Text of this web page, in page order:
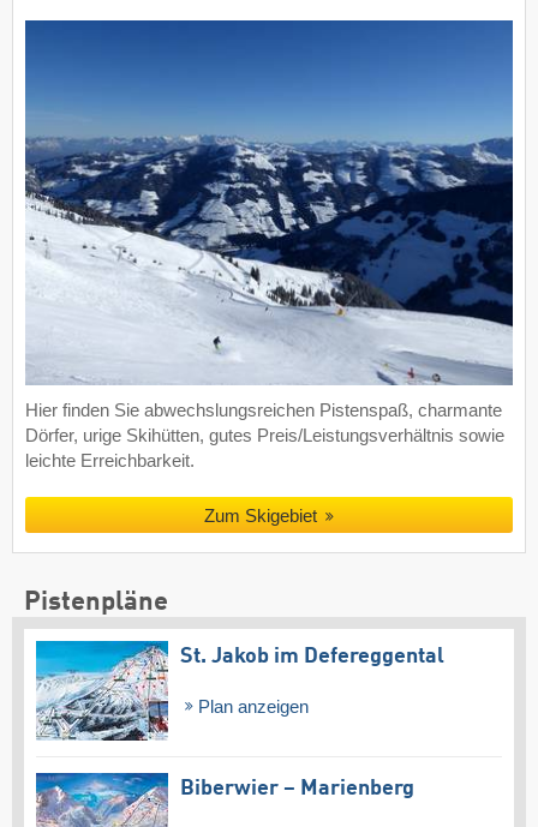
Hier finden Sie abwechslungsreichen Pistenspaß, charmante
Dörfer, urige Skihütten, gutes Preis/Leistungsverhältnis sowie
leichte Erreichbarkeit.
Zum Skigebiet
Pistenpläne
St. Jakob im Defereggental
Plan anzeigen
Biberwier – Marienberg